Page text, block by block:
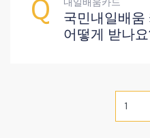
국민내일배움
어떻게 받나